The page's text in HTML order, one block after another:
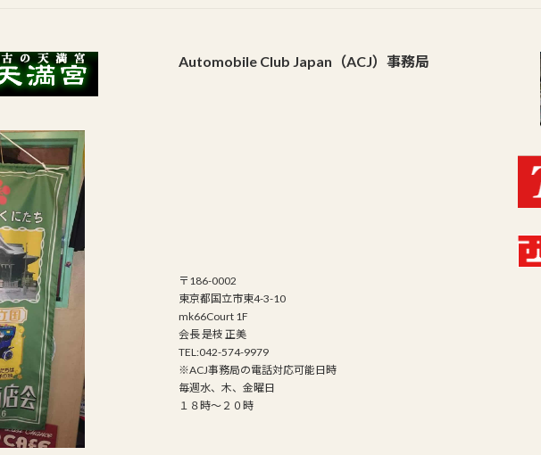
Automobile Club Japan（ACJ）事務局
〒186-0002
東京都国立市東4-3-10
mk66Court 1F
会長 是枝 正美
TEL:042-574-9979
※ACJ事務局の電話対応可能日時
毎週水、木、金曜日
１８時～２０時